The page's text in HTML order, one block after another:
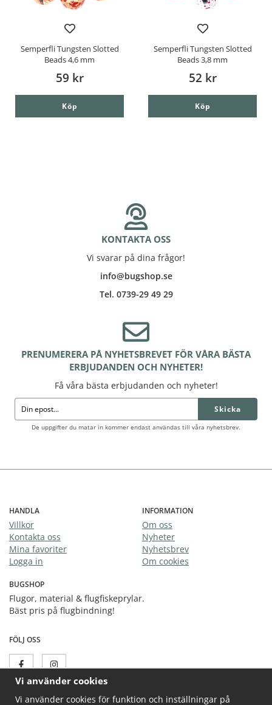
Semperfli Tungsten Slotted
Beads 4,6 mm
59 kr
Köp
Semperfli Tungsten Slotted
Beads 3,8 mm
52 kr
Köp
KONTAKTA OSS
Vi svarar på dina frågor!
info@bugshop.se
Tel. 0739-29 49 29
PRENUMERERA PÅ NYHETSBREVET FÖR VÅRA BÄSTA
ERBJUDANDEN OCH NYHETER!
Få våra bästa erbjudanden och nyheter!
Skicka
De uppgifter du matar in kommer endast användas till våra nyhetsbrev.
HANDLA
Villkor
Kontakta oss
Mina favoriter
Logga in
INFORMATION
Om oss
Nyheter
Nyhetsbrev
Om cookies
BUGSHOP
Flugor, material & flugfiskeprylar.
Bäst pris på flugbindning!
FÖLJ OSS
Vi använder cookies
Vi använder cookies för funktion och inställningar på